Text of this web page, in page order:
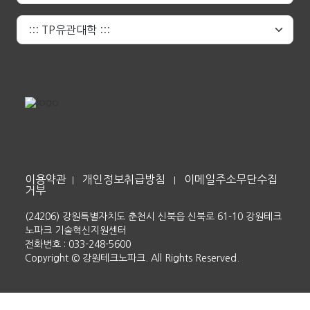
이용약관 개인정보취급방침
이메일주소무단수집
거부
(24206) 강원특별자치도 춘천시 신북읍 신북로 61-10 강원테크
노파크 기술혁신지원센터
전화번호 : 033-248-5600
Copyright © 강원테크노파크. All Rights Reserved.